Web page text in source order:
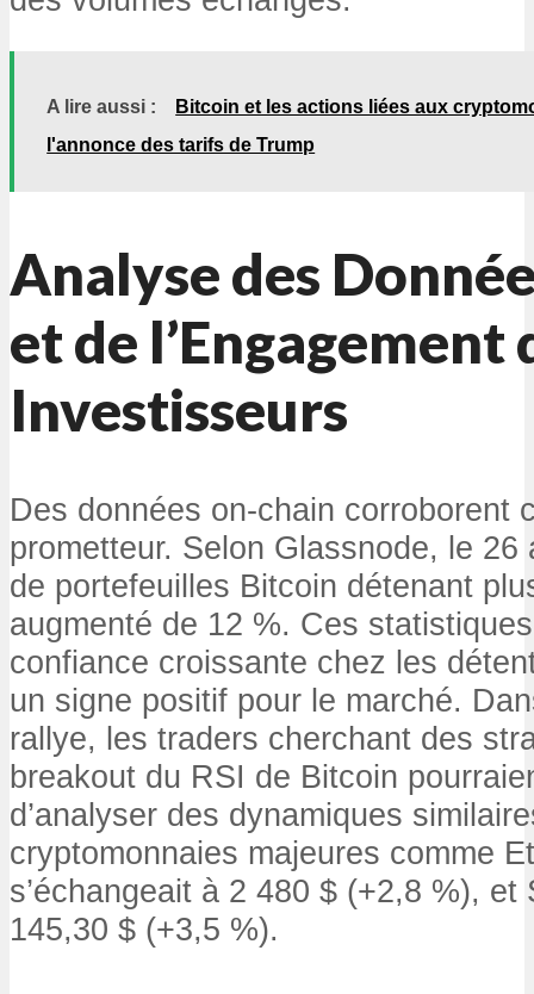
A lire aussi :
Bitcoin et les actions liées aux
l'annonce des tarifs de Trump
Analyse des
et de l’Engagement
Investisseurs
Des données on-chain corroborent
prometteur. Selon Glassnode, le 26
de portefeuilles Bitcoin détenant
augmenté de 12 %. Ces
confiance croissante chez les
un signe positif pour le marché.
rallye, les traders cherchant des
breakout du RSI de Bitcoin
d’analyser des dynamiques
cryptomonnaies majeures comme
s’échangeait à 2 480 $ (+2,8 %), et
145,30 $ (+3,5 %).